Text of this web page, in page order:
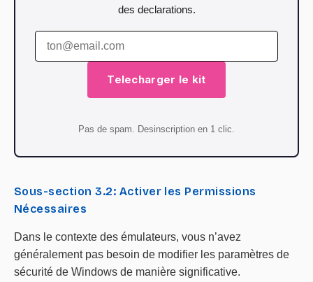
des declarations.
Telecharger le kit
Pas de spam. Desinscription en 1 clic.
Sous-section 3.2: Activer les Permissions
Nécessaires
Dans le contexte des émulateurs, vous n’avez
généralement pas besoin de modifier les paramètres de
sécurité de Windows de manière significative.